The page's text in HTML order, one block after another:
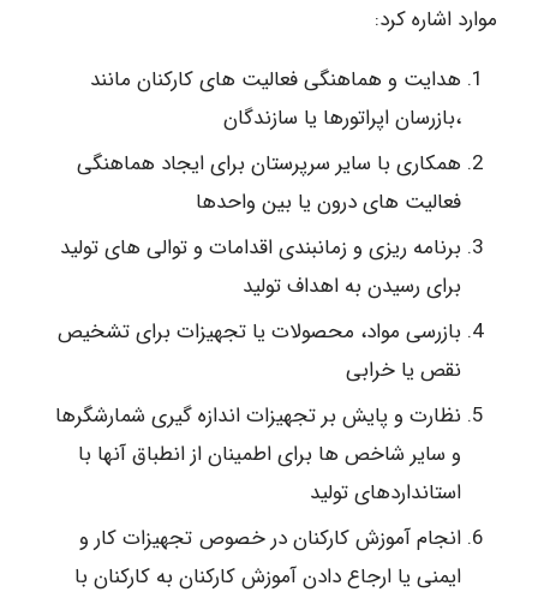
موارد اشاره کرد:
هدایت و هماهنگی فعالیت های کارکنان مانند
،بازرسان اپراتورها یا سازندگان
همکاری با سایر سرپرستان برای ایجاد هماهنگی
فعالیت های درون یا بین واحدها
برنامه ریزی و زمانبندی اقدامات و توالی های تولید
برای رسیدن به اهداف تولید
بازرسی مواد، محصولات یا تجهیزات برای تشخیص
نقص یا خرابی
نظارت و پایش بر تجهیزات اندازه گیری شمارشگرها
و سایر شاخص ها برای اطمینان از انطباق آنها با
استانداردهای تولید
انجام آموزش کارکنان در خصوص تجهیزات کار و
ایمنی یا ارجاع دادن آموزش کارکنان به کارکنان با